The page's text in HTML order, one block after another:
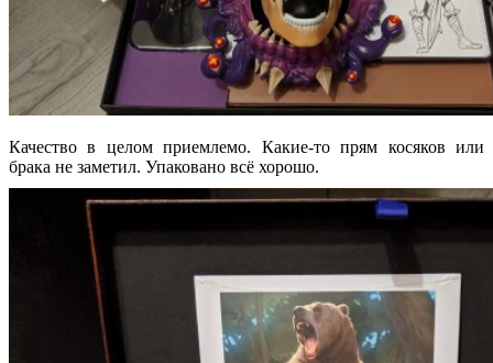
Качество в целом приемлемо. Какие-то прям косяков или
брака не заметил. Упаковано всё хорошо.